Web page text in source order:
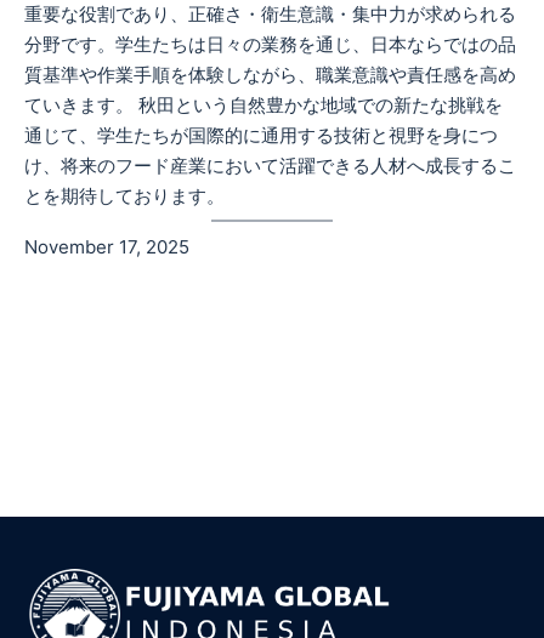
重要な役割であり、正確さ・衛生意識・集中力が求められる
分野です。学生たちは日々の業務を通じ、日本ならではの品
質基準や作業手順を体験しながら、職業意識や責任感を高め
ていきます。 秋田という自然豊かな地域での新たな挑戦を
通じて、学生たちが国際的に通用する技術と視野を身につ
け、将来のフード産業において活躍できる人材へ成長するこ
とを期待しております。
November 17, 2025